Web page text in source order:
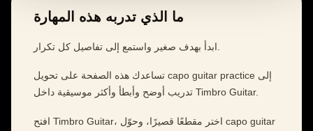
ما الذي تدربه هذه المهارة
تساعدك هذه الصفحة على تحويل capo guitar practice إلى
تدريب أوضح وأبطأ وأكثر موسيقية داخل Timbro Guitar.
افتح Timbro Guitar، اختر مقطعًا قصيرًا، وحوّل capo guitar